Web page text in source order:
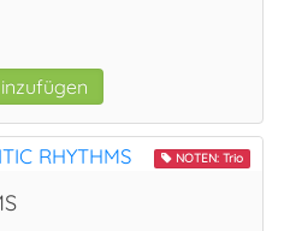
NOTEN: Trio